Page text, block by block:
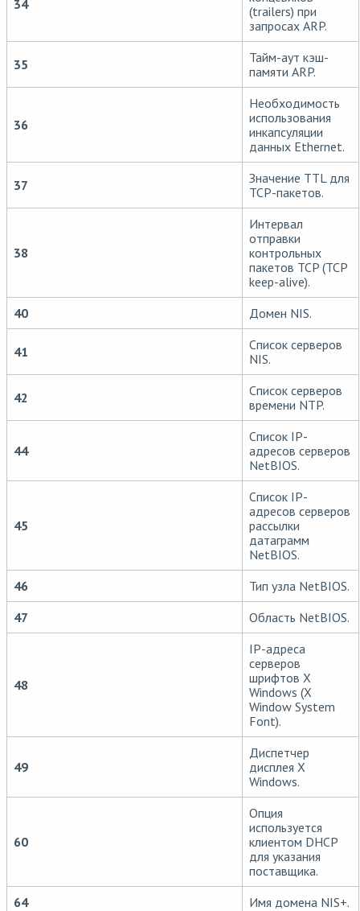
34
(trailers) при
запросах ARP.
35
Тайм-аут кэш-
памяти ARP.
36
Необходимость
использования
инкапсуляции
данных Ethernet.
37
Значение TTL для
TCP-пакетов.
38
Интервал
отправки
контрольных
пакетов TCP (TCP
keep-alive).
40
Домен NIS.
41
Список серверов
NIS.
42
Список серверов
времени NTP.
44
Список IP-
адресов серверов
NetBIOS.
45
Список IP-
адресов серверов
рассылки
датаграмм
NetBIOS.
46
Тип узла NetBIOS.
47
Область NetBIOS.
48
IP-адреса
серверов
шрифтов X
Windows (X
Window System
Font).
49
Диспетчер
дисплея X
Windows.
60
Опция
используется
клиентом DHCP
для указания
поставщика.
64
Имя домена NIS+.